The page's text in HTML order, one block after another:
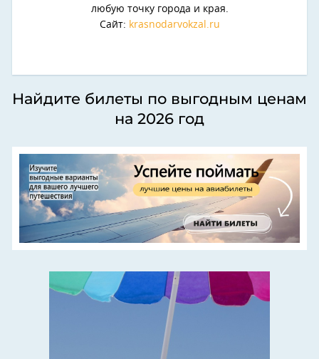
любую точку города и края.
Сайт: krasnodarvokzal.ru
Найдите билеты по выгодным ценам
на 2026 год